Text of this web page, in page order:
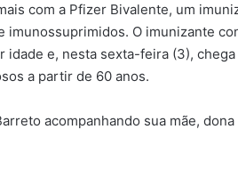
com a Pfizer Bivalente, um
O imunizante
e, nesta sexta-feira (3),
a partir de 60 anos.
acompanhando sua mãe,